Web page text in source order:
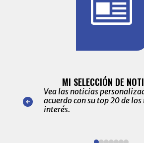
nuestro
para
MI SELECCIÓN DE
Vea las noticias
acuerdo con su top 20 de los
interés.